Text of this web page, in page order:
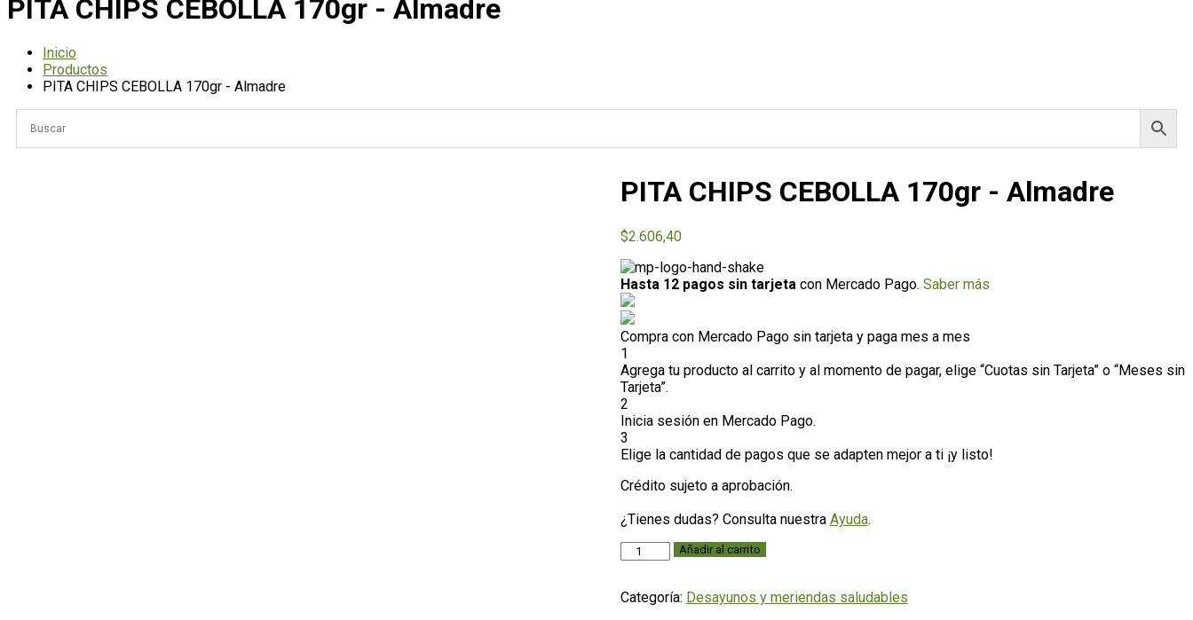
PITA CHIPS CEBOLLA 170gr - Almadre
Inicio
Productos
PITA CHIPS CEBOLLA 170gr - Almadre
PITA CHIPS CEBOLLA 170gr - Almadre
$2.606,40
Hasta 12 pagos sin tarjeta con Mercado Pago. Saber más
Compra con Mercado Pago sin tarjeta y paga mes a mes
1
Agrega tu producto al carrito y al momento de pagar, elige “Cuotas sin Tarjeta” o “Meses sin
Tarjeta”.
2
Inicia sesión en Mercado Pago.
3
Elige la cantidad de pagos que se adapten mejor a ti ¡y listo!
Crédito sujeto a aprobación.
¿Tienes dudas? Consulta nuestra Ayuda.
PITA
CHIPS
170gr
Añadir al carrito
Categoría: Desayunos y meriendas saludables